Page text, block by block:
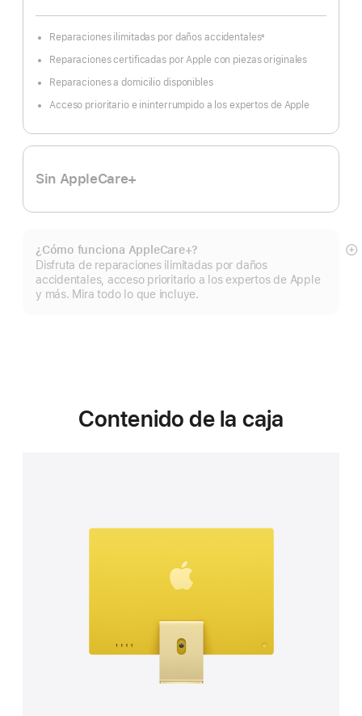
Reparaciones ilimitadas por daños accidentales
Nota
pie
±
Reparaciones certificadas por Apple con piezas originales
Reparaciones a domicilio disponibles
Acceso prioritario e ininterrumpido a los expertos de Apple
Sin AppleCare+
¿Cómo funciona AppleCare+?
Disfruta de reparaciones ilimitadas por daños
accidentales, acceso prioritario a los expertos de Apple
y más. Mira todo lo que incluye.
Contenido de la caja